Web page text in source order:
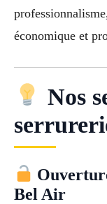
économique et
Nos
Bel Air